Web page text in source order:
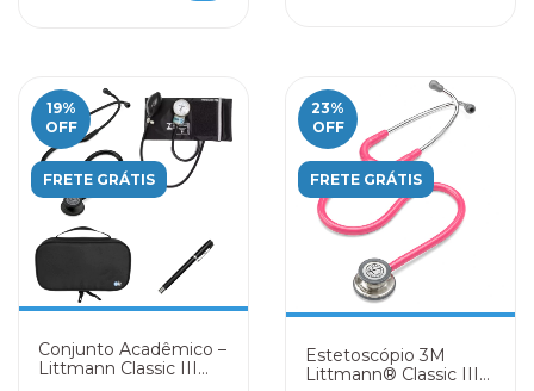
19%
OFF
FRETE GRÁTIS
Conjunto Acadêmico –
Littmann Classic III
23%
OFF
FRETE GRÁTIS
Estetoscópio 3M
Littmann® Classic III